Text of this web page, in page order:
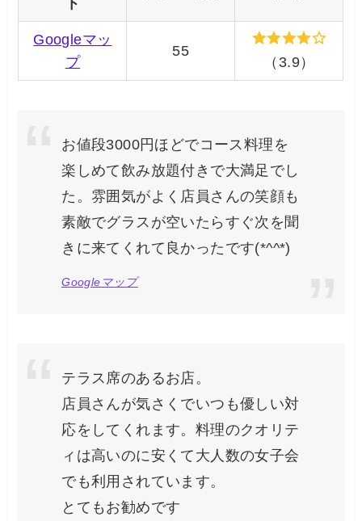
ト
Googleマッ
プ
55
（3.9）
お値段3000円ほどでコース料理を
楽しめて飲み放題付きで大満足でし
た。雰囲気がよく店員さんの笑顔も
素敵でグラスが空いたらすぐ次を聞
きに来てくれて良かったです(*^^*)
Googleマップ
テラス席のあるお店。
店員さんが気さくでいつも優しい対
応をしてくれます。料理のクオリテ
ィは高いのに安くて大人数の女子会
でも利用されています。
とてもお勧めです